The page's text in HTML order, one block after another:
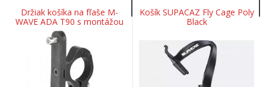
Držiak košíka na fľaše M-
WAVE ADA T90 s montážou
na riadidlá alebo sedlo
Košík SUPACAZ Fly Cage Poly
Black